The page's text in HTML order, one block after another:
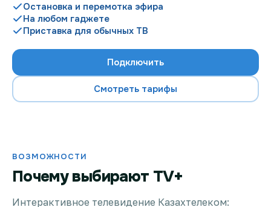
TV+
Проверить возможность подключения
Акции
Заявка на подбор тарифа
Остановка и перемотка эфира
На любом гаджете
Приставка для обычных ТВ
Подключить
Смотреть тарифы
ВОЗМОЖНОСТИ
Почему выбирают TV+
Интерактивное телевидение Казахтелеком: